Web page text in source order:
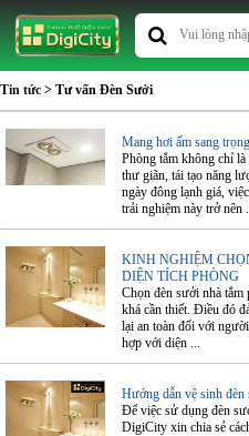
Tin tức > Tư vấn Đèn Sưởi
Mang hơi ấm sang
Phòng tắm không chỉ
thư giãn, tái tạo năng
ngày đông lạnh giá,
trải nghiệm này trở nên ...
KINH NGHIỆM
DIỆN TÍCH PHÒNG
Chọn đèn sưởi nhà
khá cần thiết. Điều đó
lại an toàn đối với
hợp với diện ...
Hướng dẫn vệ sinh đèn
Để việc sử dụng đèn
DigiCity xin chia sẻ